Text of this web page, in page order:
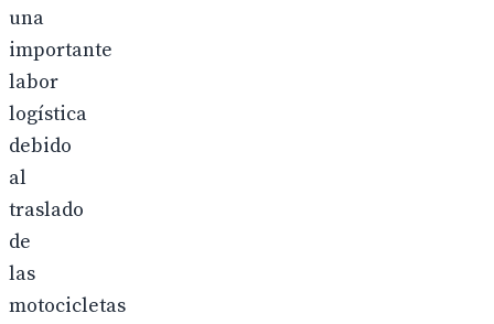
una
importante
labor
logística
debido
al
traslado
de
las
motocicletas